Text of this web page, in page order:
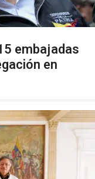
embajadas
en